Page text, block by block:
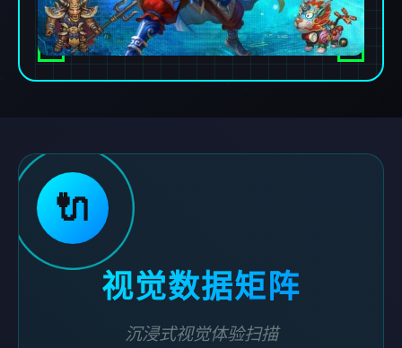
🔌
视觉数据矩阵
沉浸式视觉体验扫描